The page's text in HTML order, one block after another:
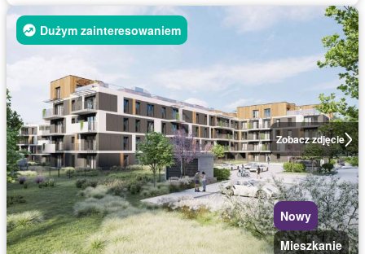
Zobacz zdjęcie
Dużym zainteresowaniem
Nowy
Mieszkanie